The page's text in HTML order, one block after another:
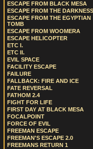
ESCAPE FROM BLACK MESA
ESCAPE FROM THE DARKNESS
ESCAPE FROM THE EGYPTIAN
TOMB
ESCAPE FROM WOOMERA
ESCAPE HELICOPTER
ETC I.
ETC II.
EVIL SPACE
FACILITY ESCAPE
FAILURE
FALLBACK: FIRE AND ICE
FATE REVERSAL
FATHOM 2.4
FIGHT FOR LIFE
FIRST DAY AT BLACK MESA
FOCALPOINT
FORCE OF EVIL
FREEMAN ESCAPE
FREEMAN'S ESCAPE 2.0
FREEMANS RETURN 1